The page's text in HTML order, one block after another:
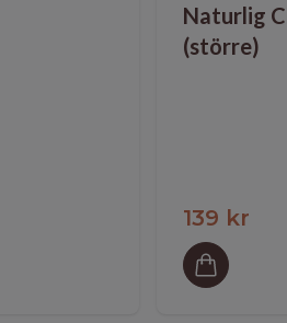
Naturlig
(större)
139 kr